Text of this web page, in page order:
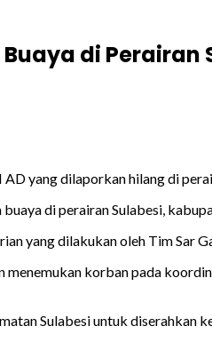
di
yang dilaporkan hilang di
di perairan Sulabesi,
yang dilakukan oleh Tim Sar
korban pada
Sulabesi untuk diserahkan